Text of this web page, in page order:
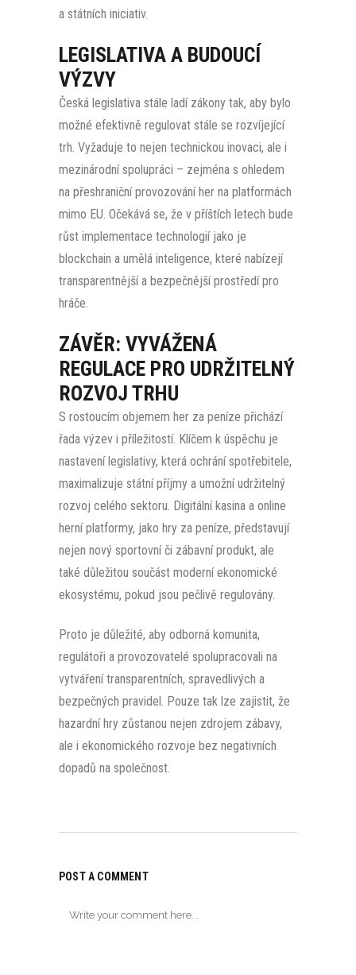
a státních iniciativ.
LEGISLATIVA A BUDOUCÍ
VÝZVY
Česká legislativa stále ladí zákony tak, aby bylo
možné efektivně regulovat stále se rozvíjející
trh. Vyžaduje to nejen technickou inovaci, ale i
mezinárodní spolupráci – zejména s ohledem
na přeshraniční provozování her na platformách
mimo EU. Očekává se, že v příštích letech bude
růst implementace technologií jako je
blockchain a umělá inteligence, které nabízejí
transparentnější a bezpečnější prostředí pro
hráče.
ZÁVĚR: VYVÁŽENÁ
REGULACE PRO UDRŽITELNÝ
ROZVOJ TRHU
S rostoucím objemem her za peníze přichází
řada výzev i příležitostí. Klíčem k úspěchu je
nastavení legislativy, která ochrání spotřebitele,
maximalizuje státní příjmy a umožní udržitelný
rozvoj celého sektoru. Digitální kasina a online
herní platformy, jako hry za peníze, představují
nejen nový sportovní či zábavní produkt, ale
také důležitou součást moderní ekonomické
ekosystému, pokud jsou pečlivě regulovány.
Proto je důležité, aby odborná komunita,
regulátoři a provozovatelé spolupracovali na
vytváření transparentních, spravedlivých a
bezpečných pravidel. Pouze tak lze zajistit, že
hazardní hry zůstanou nejen zdrojem zábavy,
ale i ekonomického rozvoje bez negativních
dopadů na společnost.
POST A COMMENT